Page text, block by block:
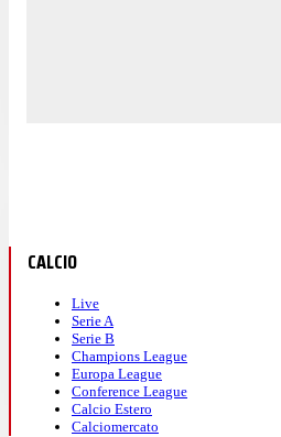
CALCIO
Live
Serie A
Serie B
Champions League
Europa League
Conference League
Calcio Estero
Calciomercato